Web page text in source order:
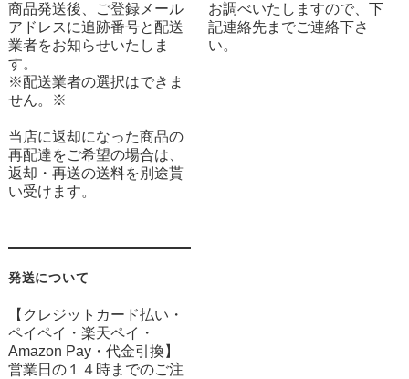
商品発送後、ご登録メール
アドレスに追跡番号と配送
業者をお知らせいたしま
す。
※配送業者の選択はできま
せん。※
当店に返却になった商品の
再配達をご希望の場合は、
返却・再送の送料を別途貰
い受けます。
発送について
【クレジットカード払い・
ペイペイ・楽天ペイ・
Amazon Pay・ 代金引換】
営業日の１４時までのご注
お調べいたしますので、下
記連絡先までご連絡下さ
い。